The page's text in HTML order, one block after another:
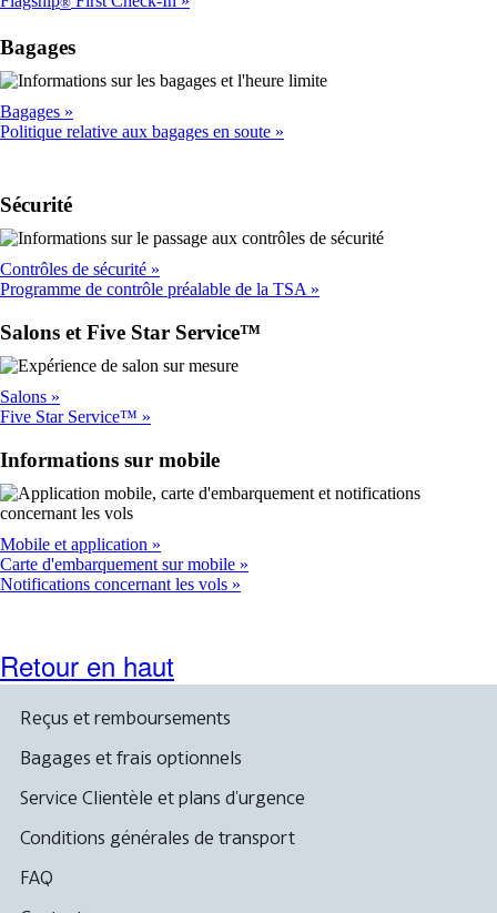
Bagages
Bagages
Politique relative aux bagages en soute
Sécurité
Contrôles de sécurité
Programme de contrôle préalable de la TSA
Salons et Five Star Service™
Salons
Five Star Service™
Informations sur mobile
Mobile et application
Carte d'embarquement sur mobile
Notifications concernant les vols
Retour en haut
Reçus et remboursements
Bagages et frais optionnels
Service Clientèle et plans d'urgence
Conditions générales de transport
FAQ